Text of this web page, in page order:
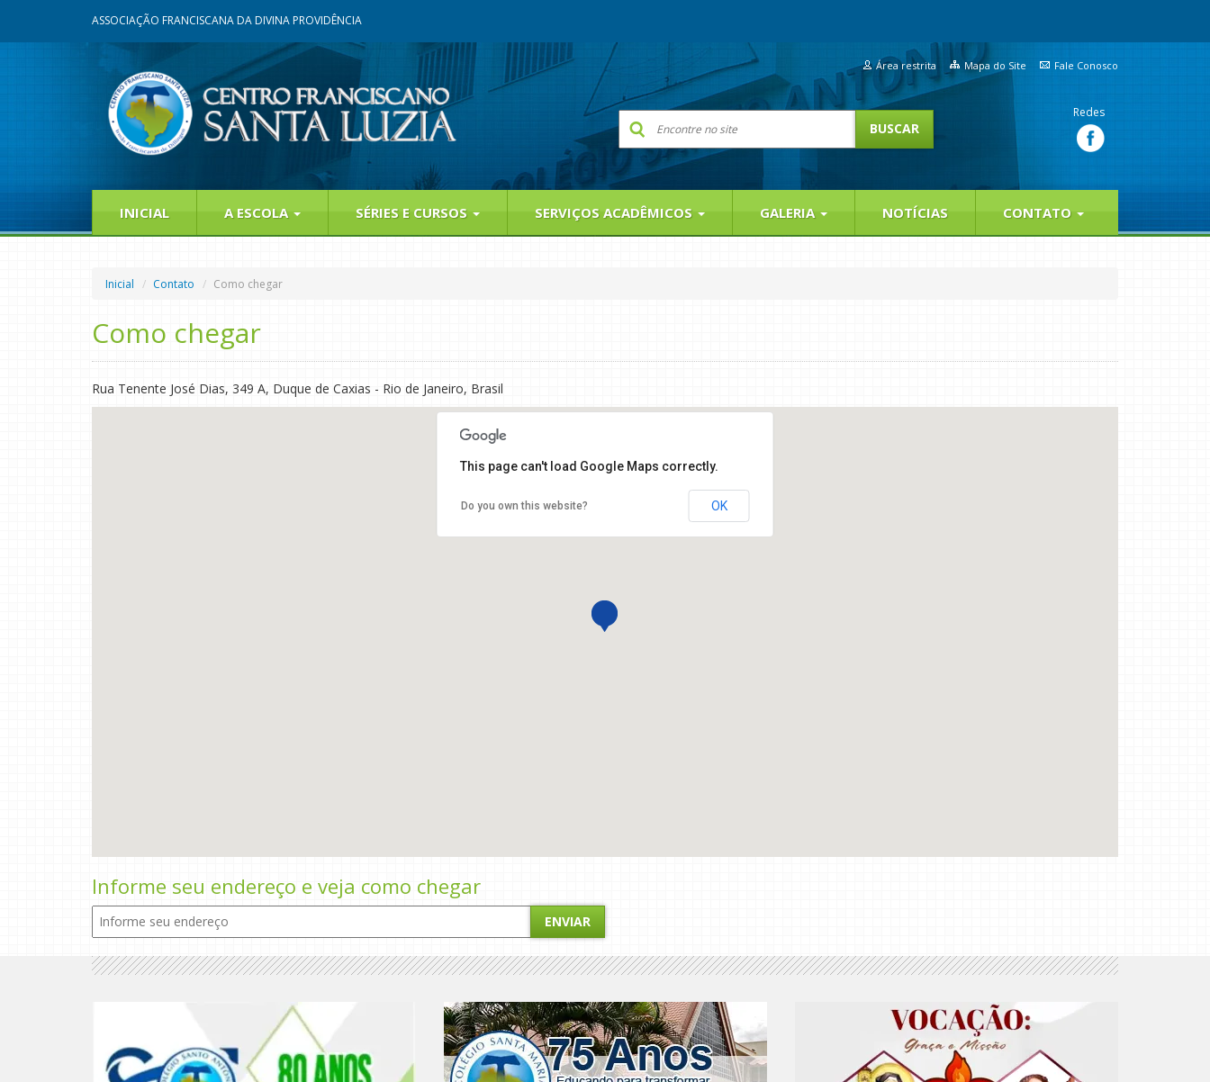
ASSOCIAÇÃO FRANCISCANA DA DIVINA PROVIDÊNCIA
Área restrita Mapa do Site Fale Conosco
Redes
INICIAL A ESCOLA SÉRIES E CURSOS SERVIÇOS ACADÊMICOS GALERIA NOTÍCIAS CONTATO
Inicial Contato Como chegar
Como chegar
Rua Tenente José Dias, 349 A, Duque de Caxias - Rio de Janeiro, Brasil
This page can't load Google Maps correctly.
Do you own this website? OK
Informe seu endereço e veja como chegar